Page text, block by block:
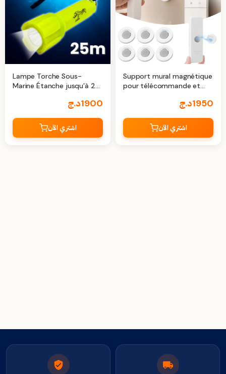
Support mural magnétique
pour télécommande et
1950د.ج
اشتري الآن
Lampe Torche Sous-
Marine Étanche jusqu’à 25
1900د.ج
اشتري الآن